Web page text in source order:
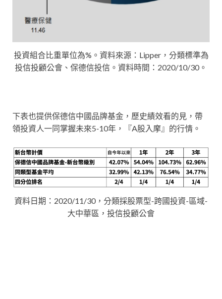
投資組合比重單位為%。資料來源：Lipper，分類標準為
投信投顧公會、保德信投信。資料時間：2020/10/30。
下表也提供保德信中國品牌基金，歷史績效看的見，帶
領投資人一同掌握未來5-10年，『A股入摩』的行情。
資料日期：2020/11/30，分類採股票型-跨國投資-區域-
大中華區，投信投顧公會